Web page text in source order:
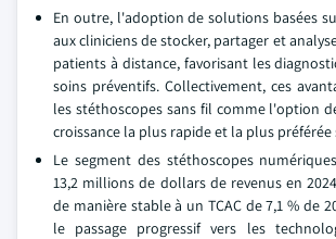
En outre, l'adoption de solutions basées
aux cliniciens de stocker, partager et
patients à distance, favorisant les
soins préventifs. Collectivement, ces
les stéthoscopes sans fil comme l'option
croissance la plus rapide et la plus préférée
Le segment des stéthoscopes
13,2 millions de dollars de revenus en
de manière stable à un TCAC de 7,1 % de
le passage progressif vers les